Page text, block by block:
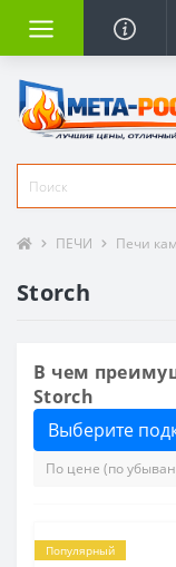
ПЕЧИ Печи
Storch
В чем
Storch
Выберите
Популярный